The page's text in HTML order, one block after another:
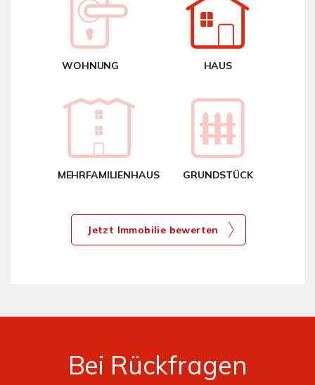
WOHNUNG HAUS
MEHRFAMILIENHAUS GRUNDSTÜCK
Jetzt Immobilie bewerten
Bei Rückfragen